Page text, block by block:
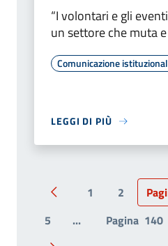
“I volontari e gli
un settore che muta e
Comunicazione
LEGGI DI PIÙ
Pagina precedente
1 2
5
... Pagina 140